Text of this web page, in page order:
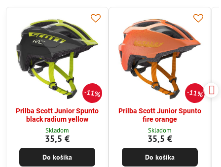
11%
Prilba Scott Junior Spunto
black radium yellow
Skladom
35,5 €
Do košíka
11%
Prilba Scott Junior Spunto
fire orange
Skladom
35,5 €
Do košíka